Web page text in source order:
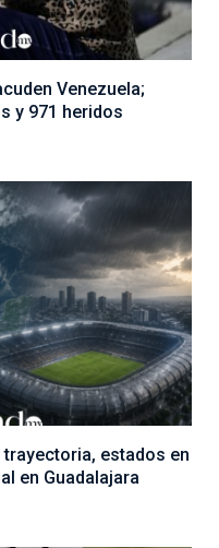
Venezuela;
y 971 heridos
estados en
en Guadalajara